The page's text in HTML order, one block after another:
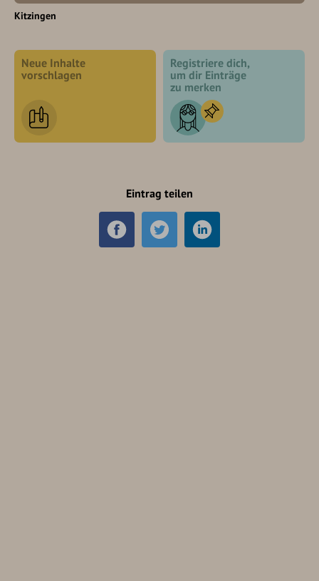
Kitzingen
Neue Inhalte
vorschlagen
Registriere dich,
um dir Einträge
zu merken
Eintrag teilen